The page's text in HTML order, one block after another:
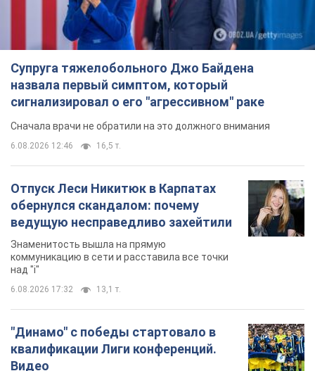
обернулся скандалом: почему
ведущую несправедливо захейтили
Знаменитость вышла на прямую
коммуникацию в сети и расставила все точки
над "i"
6.08.2026 17:32 13,1 т.
"Динамо" с победы стартовало в
квалификации Лиги конференций.
Видео
Матч прошел в Люблине
8 часов назад 2,3 т.